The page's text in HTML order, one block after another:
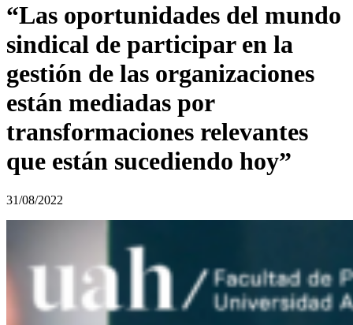
“Las oportunidades del mundo
sindical de participar en la
gestión de las organizaciones
están mediadas por
transformaciones relevantes
que están sucediendo hoy”
31/08/2022